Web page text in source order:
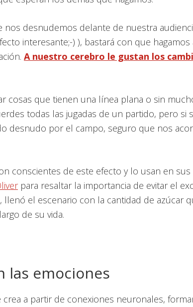
nos desnudemos delante de nuestra
interesante;-) ), bastará con que
A nuestro cerebro le gustan los
cosas que tienen una línea plana o sin
todas las jugadas de un partido, pero si
desnudo por el campo, seguro que nos
conscientes de este efecto y lo usan en sus
para resaltar la importancia de evitar el
llenó el escenario con la cantidad de azúcar
de su vida.
las emociones
crea a partir de conexiones neuronales,